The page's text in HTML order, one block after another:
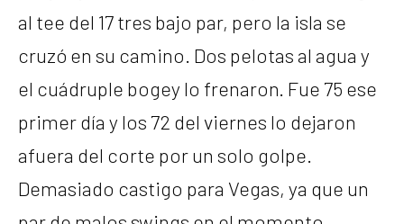
al tee del 17 tres bajo par, pero la isla se
cruzó en su camino. Dos pelotas al agua y
el cuádruple bogey lo frenaron. Fue 75 ese
primer día y los 72 del viernes lo dejaron
afuera del corte por un solo golpe.
Demasiado castigo para Vegas, ya que un